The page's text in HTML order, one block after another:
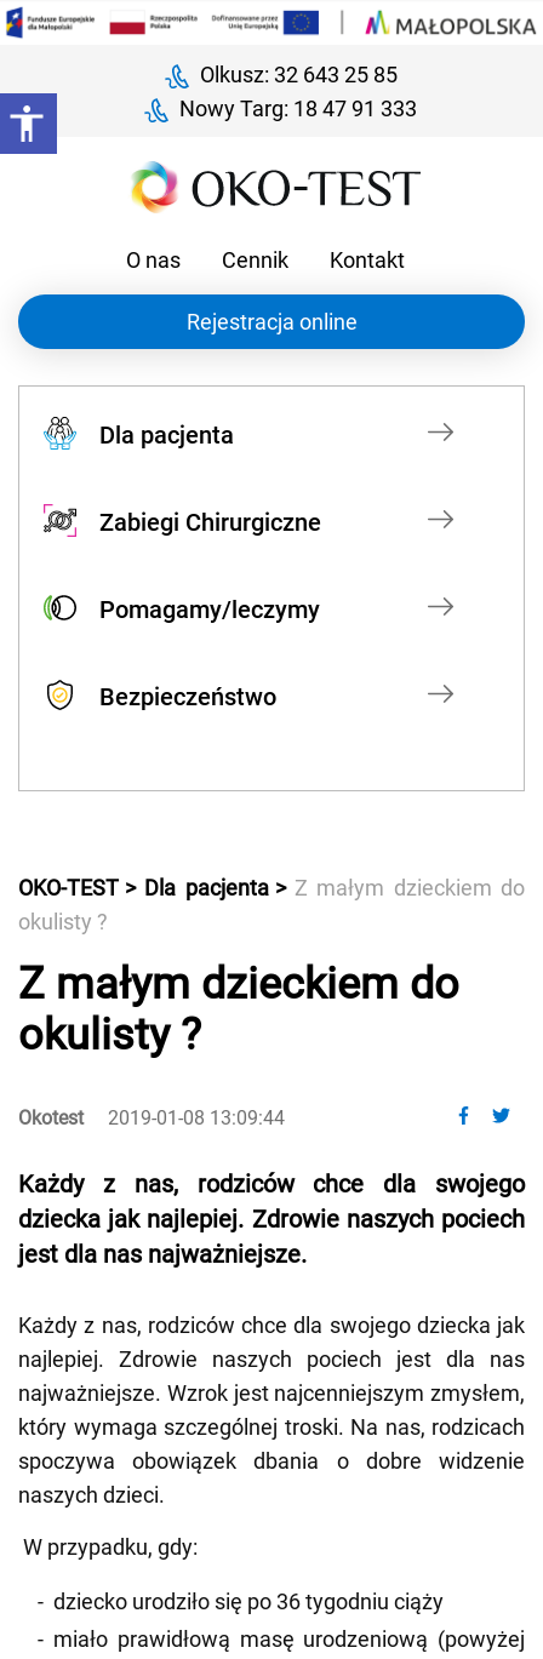
Olkusz: 32 643 25 85
Nowy Targ: 18 47 91 333
O nas Cennik Kontakt
Rejestracja online
Dla pacjenta
Zabiegi Chirurgiczne
Pomagamy/leczymy
Bezpieczeństwo
OKO-TEST Dla pacjenta
Z małym dzieckiem do
okulisty ?
Z małym dzieckiem do
okulisty ?
Okotest 2019-01-08 13:09:44
Każdy z nas, rodziców chce dla swojego
dziecka jak najlepiej. Zdrowie naszych pociech
jest dla nas najważniejsze.
Każdy z nas, rodziców chce dla swojego dziecka jak
najlepiej. Zdrowie naszych pociech jest dla nas
najważniejsze. Wzrok jest najcenniejszym zmysłem,
który wymaga szczególnej troski. Na nas, rodzicach
spoczywa obowiązek dbania o dobre widzenie
naszych dzieci.
W przypadku, gdy:
dziecko urodziło się po 36 tygodniu ciąży
miało prawidłową masę urodzeniową (powyżej